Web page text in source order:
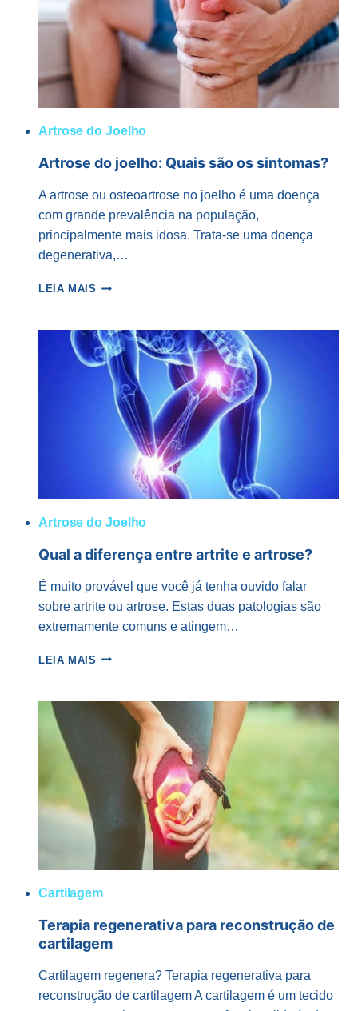
PRINCÍPIOS
FUNDAMENTAIS
Artrose do Joelho
Artrose do joelho: Quais são os sintomas?
A artrose ou osteoartrose no joelho é uma doença
com grande prevalência na população,
principalmente mais idosa. Trata-se uma doença
degenerativa,…
LEIA MAIS ARTROSE
QUAIS
SÃO
OS
SINTOMAS?
Artrose do Joelho
Qual a diferença entre artrite e artrose?
É muito provável que você já tenha ouvido falar
sobre artrite ou artrose. Estas duas patologias são
extremamente comuns e atingem…
LEIA MAIS QUAL
ENTRE
ARTRITE
ARTROSE?
Cartilagem
Terapia regenerativa para reconstrução de
cartilagem
Cartilagem regenera? Terapia regenerativa para
reconstrução de cartilagem A cartilagem é um tecido